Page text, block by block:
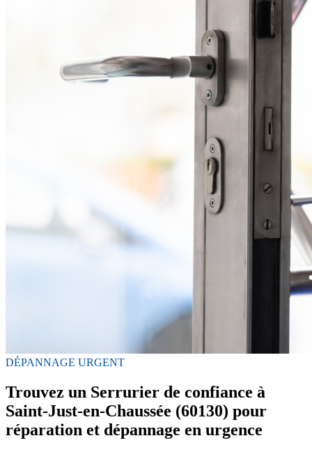
DÉPANNAGE URGENT
Trouvez un Serrurier de confiance à
Saint-Just-en-Chaussée (60130) pour
réparation et dépannage en urgence